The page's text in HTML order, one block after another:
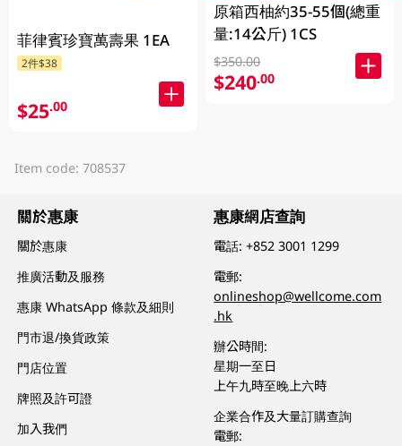
菲律賓珍寶萬壽果 1EA
2件$38
$25.00
原箱西柚約35-55個(總重
量:14公斤) 1CS
$350.00
$240.00
Item code: 708537
關於惠康
關於惠康
推廣活動及服務
惠康 WhatsApp 條款及細則
門市退/換貨政策
門店位置
牌照及許可證
加入我們
惠康網店查詢
電話:+852 3001 1299
電郵:
onlineshop@wellcome.com
.hk
辦公時間:
星期一至日
上午九時至晚上六時
企業合作及大量訂購查詢
電郵: